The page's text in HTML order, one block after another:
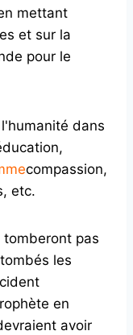
mettant
et sur la
pour le
dans
compassion,
etc.
tomberont pas
les
en
avoir